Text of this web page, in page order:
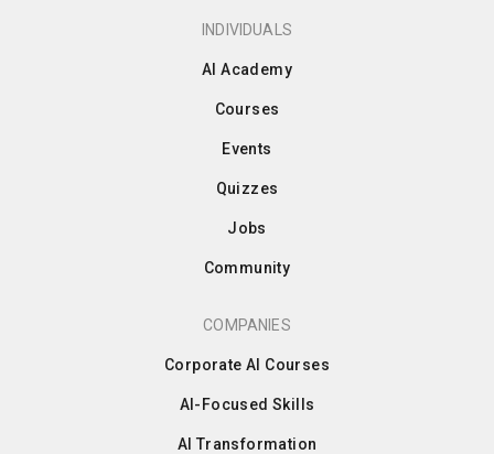
INDIVIDUALS
AI Academy
Courses
Events
Quizzes
Jobs
Community
COMPANIES
Corporate AI Courses
AI-Focused Skills
AI Transformation